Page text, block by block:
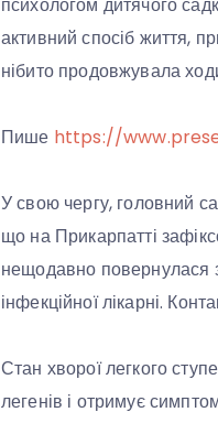
активний спосіб життя,
нібито продовжувала
Пише https://
У свою чергу, головний
що на Прикарпатті
нещодавно повернулася з
інфекційної лікарні.
Стан хворої легкого
легенів і отримує